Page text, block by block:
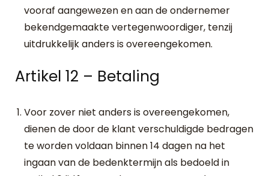
vooraf aangewezen en aan de ondernemer
bekendgemaakte vertegenwoordiger, tenzij
uitdrukkelijk anders is overeengekomen.
Artikel 12 – Betaling
Voor zover niet anders is overeengekomen,
dienen de door de klant verschuldigde bedragen
te worden voldaan binnen 14 dagen na het
ingaan van de bedenktermijn als bedoeld in